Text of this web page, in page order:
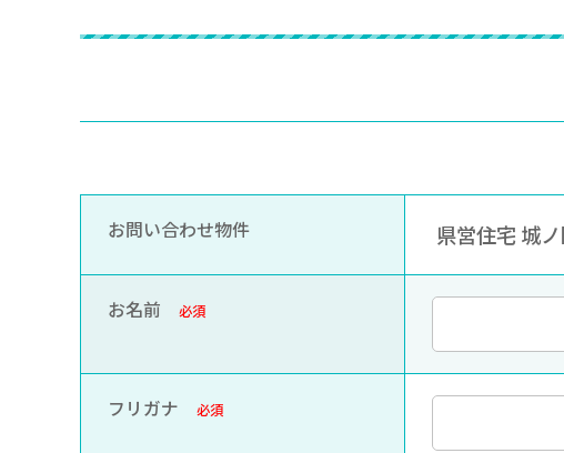
お問い合わせ物件 県営住宅 城
お名前 必須
フリガナ 必須